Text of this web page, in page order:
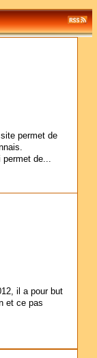
permet de
permet de...
il a pour but
et ce pas